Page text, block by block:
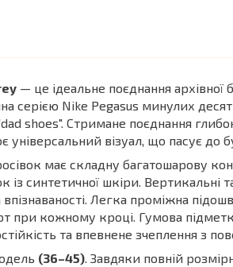
— це ідеальне поєднання архівної
серією Nike Pegasus минулих
shoes". Стримане поєднання
універсальний візуал, що пасує до
має складну багатошарову
синтетичної шкіри. Вертикальні
Легка проміжна
при кожному кроці. Гумова
та впевнене зчеплення з
(36–45). Завдяки повній